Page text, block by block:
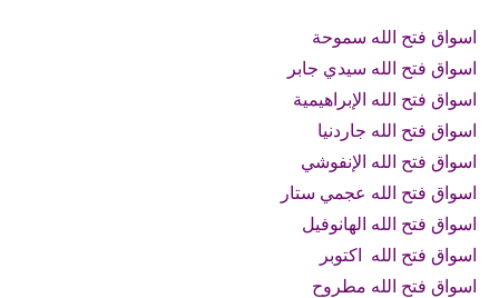
اسواق فتح الله سموحة
اسواق فتح الله سيدي جابر
اسواق فتح الله الإبراهيمية
اسواق فتح الله جاردنيا
اسواق فتح الله الإنفوشي
اسواق فتح الله عجمي ستار
اسواق فتح الله الهانوفيل
اسواق فتح الله اكتوبر
اسواق فتح الله مطروح